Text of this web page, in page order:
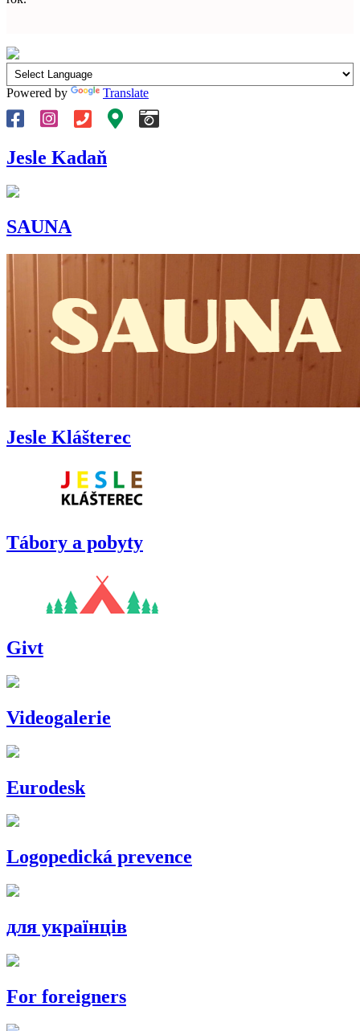
Powered by Translate
Jesle Kadaň
SAUNA
Jesle Klášterec
Tábory a pobyty
Givt
Videogalerie
Eurodesk
Logopedická prevence
для українців
For foreigners